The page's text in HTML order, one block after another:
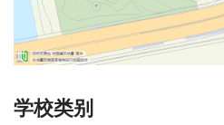
学校类别